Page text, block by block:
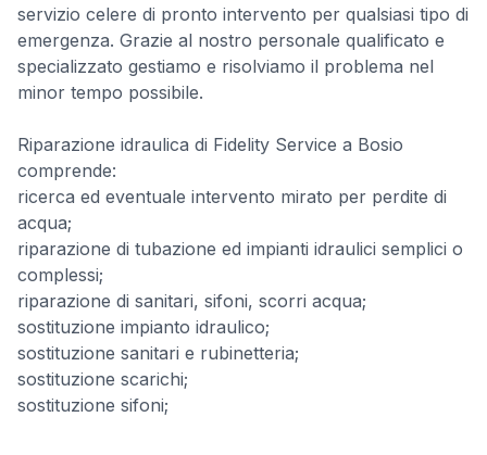
servizio celere di pronto intervento per qualsiasi tipo di
emergenza. Grazie al nostro personale qualificato e
specializzato gestiamo e risolviamo il problema nel
minor tempo possibile.
Riparazione idraulica di Fidelity Service a Bosio
comprende:
ricerca ed eventuale intervento mirato per perdite di
acqua;
riparazione di tubazione ed impianti idraulici semplici o
complessi;
riparazione di sanitari, sifoni, scorri acqua;
sostituzione impianto idraulico;
sostituzione sanitari e rubinetteria;
sostituzione scarichi;
sostituzione sifoni;